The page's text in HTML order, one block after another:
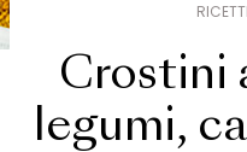
Crostini
legumi,